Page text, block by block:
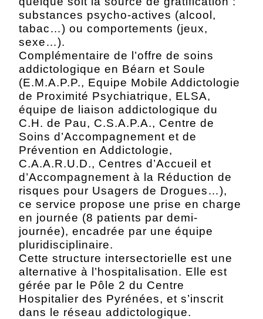
substances psycho-actives (alcool,
tabac…) ou comportements (jeux,
sexe…).
Complémentaire de l’offre de soins
addictologique en Béarn et Soule
(E.M.A.P.P., Equipe Mobile Addictologie
de Proximité Psychiatrique, ELSA,
équipe de liaison addictologique du
C.H. de Pau, C.S.A.P.A., Centre de
Soins d’Accompagnement et de
Prévention en Addictologie,
C.A.A.R.U.D., Centres d’Accueil et
d’Accompagnement à la Réduction de
risques pour Usagers de Drogues…),
ce service propose une prise en charge
en journée (8 patients par demi-
journée), encadrée par une équipe
pluridisciplinaire.
Cette structure intersectorielle est une
alternative à l’hospitalisation. Elle est
gérée par le Pôle 2 du Centre
Hospitalier des Pyrénées, et s’inscrit
dans le réseau addictologique.